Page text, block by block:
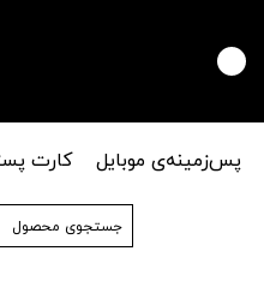
پس‌زمینه‌ی موبایل کارت
جستجو
برای:
دکمه جستجو